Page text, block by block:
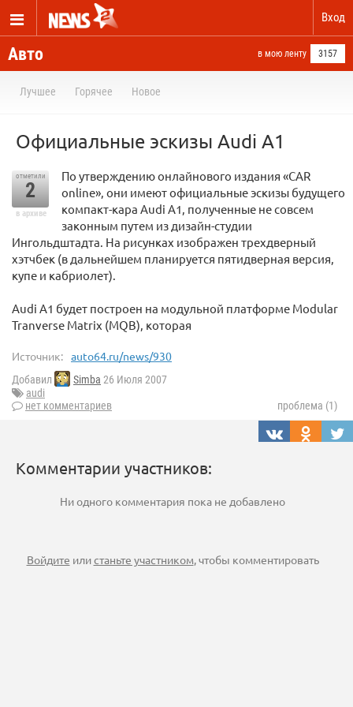
Вход
Авто в мою ленту 3157
Лучшее Горячее Новое
Официальные эскизы Audi A1
отметили
2
в архиве
По утверждению онлайнового издания «CAR
online», они имеют официальные эскизы будущего
компакт-кара Audi A1, полученные не совсем
законным путем из дизайн-студии
Ингольдштадта. На рисунках изображен трехдверный
хэтчбек (в дальнейшем планируется пятидверная версия,
купе и кабриолет).
Audi A1 будет построен на модульной платформе Modular
Tranverse Matrix (MQB), которая
Источник: auto64.ru/news/930
Добавил Simba 26 Июля 2007
audi
нет комментариев
проблема (1)
Комментарии участников:
Ни одного комментария пока не добавлено
Войдите илистаньте участником, чтобы комментировать